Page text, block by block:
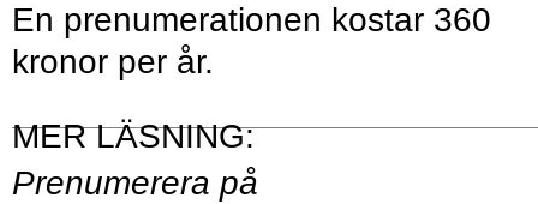
En prenumerationen kostar 360
kronor per år.
Prenumerera på